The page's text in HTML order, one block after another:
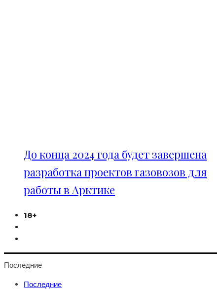
До конца 2024 года будет завершена
разработка проектов газовозов для
работы в Арктике
18+
Последние
Последние